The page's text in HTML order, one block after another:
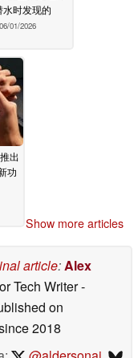
水时发现的
06/01/2026
出
功
Show more articles
article:Alex
Tech Writer-
on
2018